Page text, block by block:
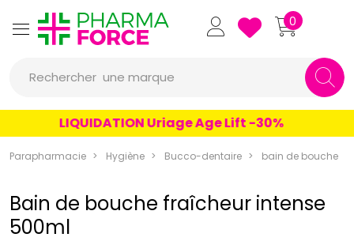
Pharmaforce Grande
0
Rechercher une marque
un produit
une marque
LIQUIDATION Uriage Age Lift -30%
Parapharmacie Hygiène Bucco-dentaire bain de bouche
Bain de bouche fraîcheur intense
500ml